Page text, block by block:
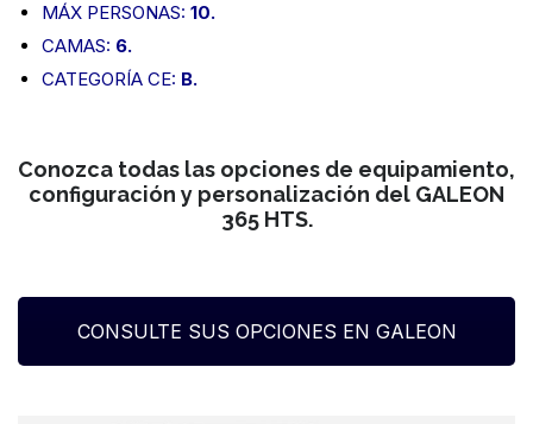
MÁX PERSONAS: 10.
CAMAS: 6.
CATEGORÍA CE: B.
Conozca todas las opciones de equipamiento,
configuración y personalización del GALEON
365 HTS.
CONSULTE SUS OPCIONES EN GALEON